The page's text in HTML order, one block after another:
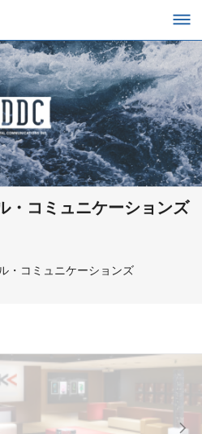
・コミュニケーションズ
・コミュニケーションズ